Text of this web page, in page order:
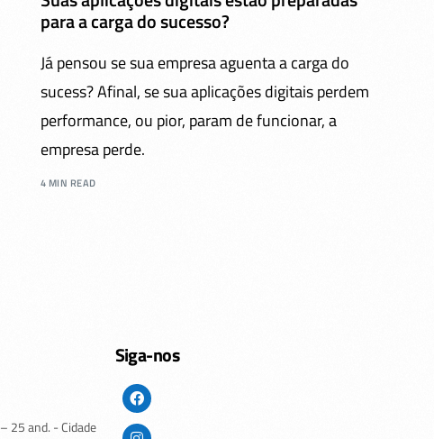
para a carga do sucesso?
Já pensou se sua empresa aguenta a carga do
sucess? Afinal, se sua aplicações digitais perdem
performance, ou pior, param de funcionar, a
empresa perde.
4 MIN READ
– 25 and. - Cidade
Siga-nos